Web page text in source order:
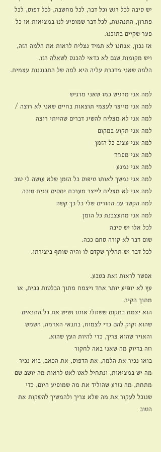
יש סיבה לכל רגש וכל דבר, לכל מחשבה, לכל דפוס, לכל
פתרון, התנהגות, לכל דבר שמופיע לנו במציאות או כל
פער שקיים בתוכנו.
אז נכון, אנחנו לא תמיד נצליח לראות את הלמה הזה,
ויש מקומות שגם לא כדאי להכנס לשאלה הזו.
הלמה שאני מדברת עליה היא למה של התבוננות עצמית.
למה אני מרגיש כמו שאני מרגיש
למה אני מייצר לעצמי תוצאות בחיים שאני לא רוצה /
למה אני לא מצליח להשיג דברים שהייתי רוצה
למה אני תקוע במקום
למה אני עצוב כל הזמן
למה אני מפחד
למה אני נמנע
למה אני נמשך לאותו טיפוס כל הזמן שלא עושה לי טוב
למה אני לא מצליח לייצר מערכת יחסים זוגית טובה
למה הקשר עם ההורים שלי כל כך קשה
למה אני מתעצבנת כל הזמן
לכל אלו יש סיבה
שום דבר לא קורה סתם ככה.
לכל דבר יש תהליך שקדם לו והיה שותף ביצירתו.
אפשר לראות זאת בטבע.
עץ לא יופיע יותר אחד ויצמח מתוך הבלטות בבית, או
מתוך הקיר.
הוא יצמח במקום ששתלו אותו ושיש את כל התנאים
שהוא זקוק להם כדי לצמוח, בתנאי האדמה, השמש
והאויר שהוא צריך, כדי להיות העץ שהוא.
וזה בדיוק מה שאני באה לחקור
בואו נכיר את הלמה, את הדפוס, את הכאב, בוא נכיר
מה יש במציאות, ונתחיל לאט לאט לראות מה יושב שם
מתחת, מה נזרע שהוליד את מה שמופיע היום, כדי
שנוכל לעקור את מה שלא צריך ולהמשיך להשקות את
הטוב